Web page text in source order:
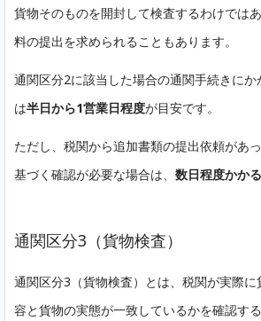
貨物そのものを開封して検査するわけでは
料の提出を求められることもあります。
通関区分2に該当した場合の通関手続きにか
は半日から1営業日程度が目安です。
ただし、税関から追加書類の提出依頼があ
基づく確認が必要な場合は、 数日程度かか
通関区分3（貨物検査）
通関区分3（貨物検査）とは、税関が実際
容と貨物の実態が一致しているかを確認する